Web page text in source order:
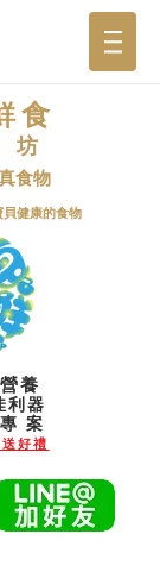
食
坊
食物
健康的食物
養
利器
案
好禮